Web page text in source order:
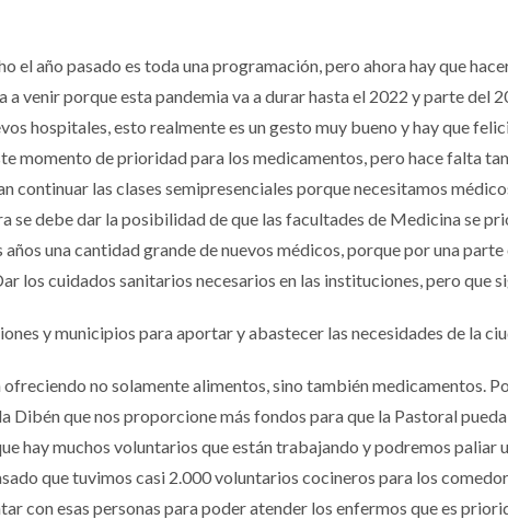
el año pasado es toda una programación, pero ahora hay que
venir porque esta pandemia va a durar hasta el 2022 y parte del
hospitales, esto realmente es un gesto muy bueno y hay que
momento de prioridad para los medicamentos, pero hace falta
continuar las clases semipresenciales porque necesitamos
se debe dar la posibilidad de que las facultades de Medicina se
años una cantidad grande de nuevos médicos, porque por una
los cuidados sanitarios necesarios en las instituciones, pero que
y municipios para aportar y abastecer las necesidades de la
no solamente alimentos, sino también medicamentos.
Dibén que nos proporcione más fondos para que la Pastoral
hay muchos voluntarios que están trabajando y podremos paliar
que tuvimos casi 2.000 voluntarios cocineros para los
con esas personas para poder atender los enfermos que es